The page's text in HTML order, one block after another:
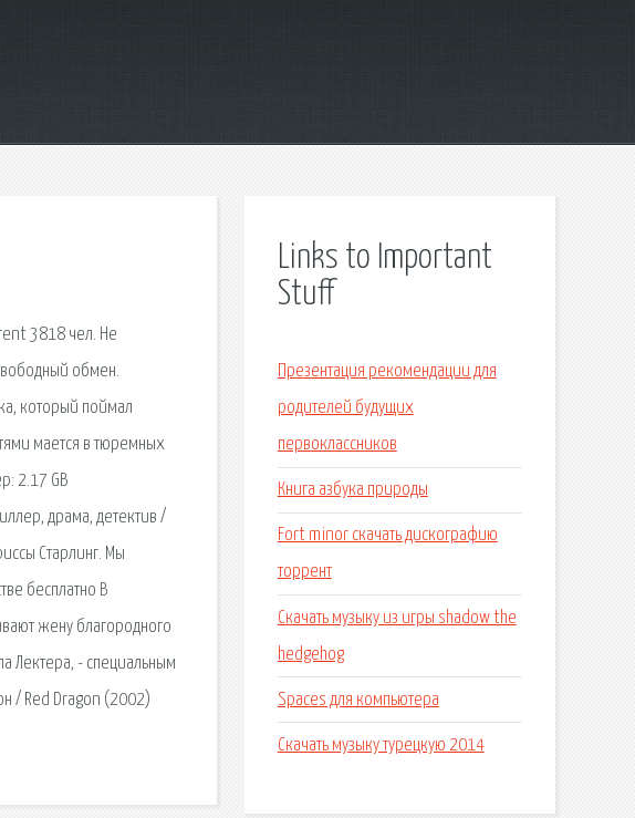
3818 чел. Не
обмен.
который поймал
мается в тюремных
2.17 GB
драма, детектив /
Старлинг. Мы
бесплатно В
жену благородного
Лектера, - специальным
/ Red Dragon (2002)
Links to Important
Stuff
Презентация рекомендации для
родителей будущих
первоклассников
Книга азбука природы
Fort minor скачать дискографию
торрент
Скачать музыку из игры shadow the
hedgehog
Spaces для компьютера
Скачать музыку турецкую 2014